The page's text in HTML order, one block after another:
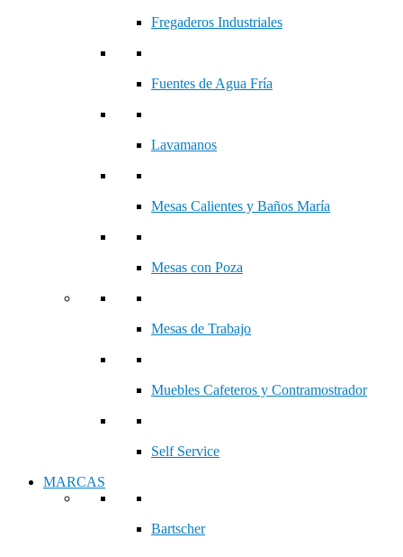
Fregaderos Industriales
Fuentes de Agua Fría
Lavamanos
Mesas Calientes y Baños María
Mesas con Poza
Mesas de Trabajo
Muebles Cafeteros y Contramostrador
Self Service
MARCAS
Bartscher